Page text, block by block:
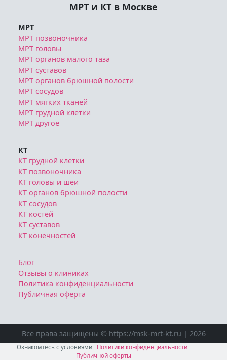
МРТ и КТ в Москве
МРТ
МРТ позвоночника
МРТ головы
МРТ органов малого таза
МРТ суставов
МРТ органов брюшной полости
МРТ сосудов
МРТ мягких тканей
МРТ грудной клетки
МРТ другое
КТ
КТ грудной клетки
КТ позвоночника
КТ головы и шеи
КТ органов брюшной полости
КТ сосудов
КТ костей
КТ суставов
КТ конечностей
Блог
Отзывы о клиниках
Политика конфиденциальности
Публичная оферта
Все права защищены © https://msk-mrt-kt.ru | 2026
Ознакомтесь с условиями
Политики конфиденциальности
Публичной оферты